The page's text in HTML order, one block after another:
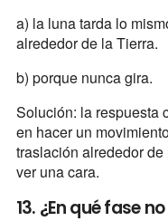
a) la luna tarda lo
alrededor de la Tierra.
b) porque nunca gira.
Solución: la respuesta
en hacer un
traslación alrededor
ver una cara.
13. ¿En qué fase